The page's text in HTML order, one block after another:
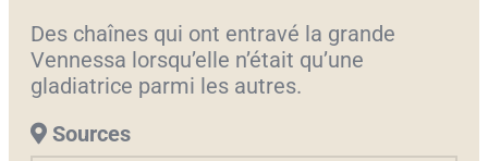
Des chaînes qui ont entravé la grande
Vennessa lorsqu’elle n’était qu’une
gladiatrice parmi les autres.
Sources